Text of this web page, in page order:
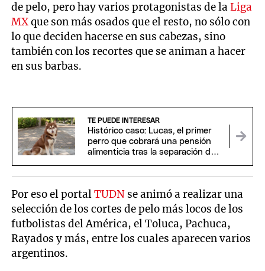
de pelo, pero hay varios protagonistas de laLiga
MXque son más osados que el resto, no sólo con
lo que deciden hacerse en sus cabezas, sino
también con los recortes que se animan a hacer
en sus barbas.
TE PUEDE INTERESAR
Histórico caso: Lucas, el primer
perro que cobrará una pensión
alimenticia tras la separación de
Por eso el portalTUDN se animó a realizar una
selección de los cortes de pelo más locos de los
futbolistas del América, el Toluca, Pachuca,
Rayados y más, entre los cuales aparecen varios
argentinos.